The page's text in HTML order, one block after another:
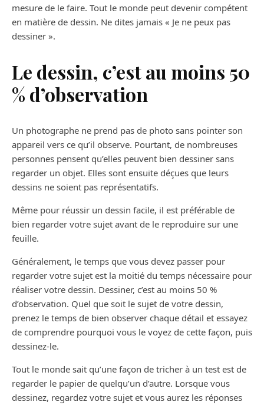
mesure de le faire. Tout le monde peut devenir compétent
en matière de dessin. Ne dites jamais « Je ne peux pas
dessiner ».
Le dessin, c’est au moins 50
% d’observation
Un photographe ne prend pas de photo sans pointer son
appareil vers ce qu’il observe. Pourtant, de nombreuses
personnes pensent qu’elles peuvent bien dessiner sans
regarder un objet. Elles sont ensuite déçues que leurs
dessins ne soient pas représentatifs.
Même pour réussir un dessin facile, il est préférable de
bien regarder votre sujet avant de le reproduire sur une
feuille.
Généralement, le temps que vous devez passer pour
regarder votre sujet est la moitié du temps nécessaire pour
réaliser votre dessin. Dessiner, c’est au moins 50 %
d’observation. Quel que soit le sujet de votre dessin,
prenez le temps de bien observer chaque détail et essayez
de comprendre pourquoi vous le voyez de cette façon, puis
dessinez-le.
Tout le monde sait qu’une façon de tricher à un test est de
regarder le papier de quelqu’un d’autre. Lorsque vous
dessinez, regardez votre sujet et vous aurez les réponses